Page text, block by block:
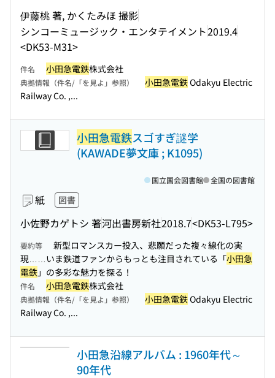
伊藤桃 著, かくたみほ 撮影
シンコーミュージック・エンタテイメント2019.4
<DK53-M31>
件名 小田急電鉄株式会社
典拠情報（件名/「を見よ」参照） 小田急電鉄Odakyu Electric
Railway Co. ,...
小田急電鉄スゴすぎ謎学
(KAWADE夢文庫 ; K1095)
紙 図書
小佐野カゲトシ 著河出書房新社2018.7<DK53-L795>
国立国会図書館 全国の図書館
要約等
新型ロマンスカー投入、悲願だった複々線化の実
現……いま鉄道ファンからもっとも注目されている「小田急
電鉄」の多彩な魅力を探る！
件名 小田急電鉄株式会社
典拠情報（件名/「を見よ」参照） 小田急電鉄Odakyu Electric
Railway Co. ,...
小田急沿線アルバム : 1960年代～
90年代